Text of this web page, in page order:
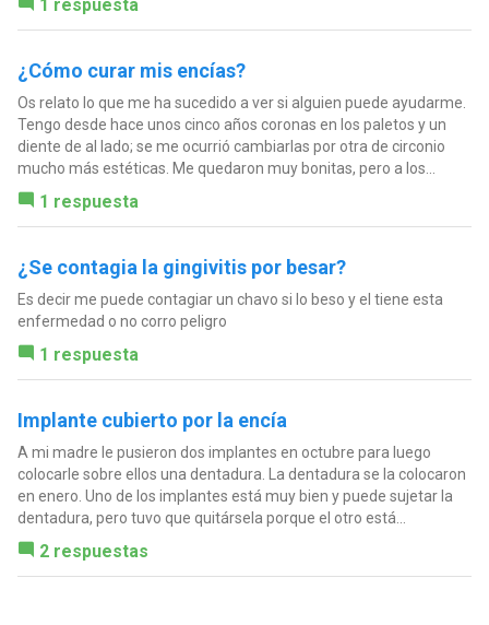
1 respuesta
¿Cómo curar mis encías?
Os relato lo que me ha sucedido a ver si alguien puede ayudarme.
Tengo desde hace unos cinco años coronas en los paletos y un
diente de al lado; se me ocurrió cambiarlas por otra de circonio
mucho más estéticas. Me quedaron muy bonitas, pero a los...
1 respuesta
¿Se contagia la gingivitis por besar?
Es decir me puede contagiar un chavo si lo beso y el tiene esta
enfermedad o no corro peligro
1 respuesta
Implante cubierto por la encía
A mi madre le pusieron dos implantes en octubre para luego
colocarle sobre ellos una dentadura. La dentadura se la colocaron
en enero. Uno de los implantes está muy bien y puede sujetar la
dentadura, pero tuvo que quitársela porque el otro está...
2 respuestas